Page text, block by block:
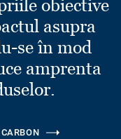
obiective
asupra
se în mod
amprenta